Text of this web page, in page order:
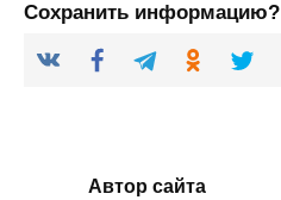
Сохранить информацию?
Автор сайта